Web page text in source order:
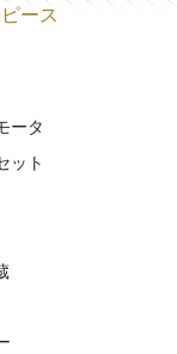
ース
ータ
ット